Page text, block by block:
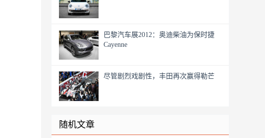
巴黎汽车展2012：奥迪柴油为保时捷
Cayenne
尽管剧烈戏剧性，丰田再次赢得勒芒
随机文章